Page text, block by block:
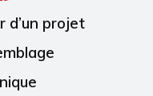
d’un projet